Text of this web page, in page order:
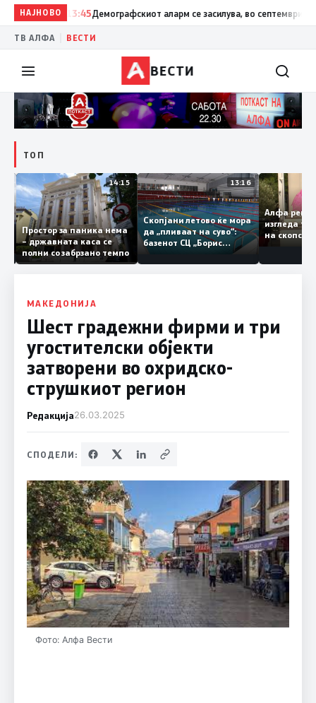
НАЈНОВО
13:45 Демографскиот аларм се засилува, во септември ќе
ТВ АЛФА ВЕСТИ
ВЕСТИ
ТОП
14:15
Простор за паника нема
– државната каса се
полни со забрзано темпо
13:16
Скопјани летово ќе мора
да „пливаат на суво“:
базенот СЦ „Борис
Трајковски“ е затворен
по штетите од
Алфа
изгледа
на
МАКЕДОНИЈА
Шест градежни фирми и три
угостителски објекти
затворени во охридско-
струшкиот регион
Редакција26.03.2025
СПОДЕЛИ:
Фото: Алфа Вести